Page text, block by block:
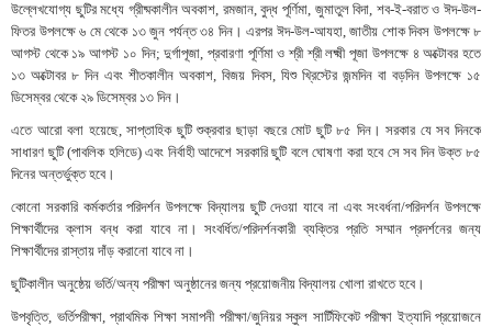
উল্লেখযোগ্য ছুটির মধ্যে গ্রীষ্মকালীন অবকাশ, রমজান, বুদ্ধ পূর্ণিমা, জুমাতুল বিদা, শব-ই-বরাত ও ঈদ-উল-
ফিতর উপলক্ষে ৬ মে থেকে ১৩ জুন পর্যন্ত ৩৪ দিন। এরপর ঈদ-উল-আযহা, জাতীয় শোক দিবস উপলক্ষে ৮
আগস্ট থেকে ১৯ আগস্ট ১০ দিন; দুর্গাপূজা, প্রবারণা পূর্ণিমা ও শ্রী শ্রী লক্ষ্মী পূজা উপলক্ষে ৪ অক্টোবর হতে
১৩ অক্টোবর ৮ দিন এবং শীতকালীন অবকাশ, বিজয় দিবস, যিশু খ্রিস্টের জন্মদিন বা বড়দিন উপলক্ষে ১৫
ডিসেম্বর থেকে ২৯ ডিসেম্বর ১৩ দিন।
এতে আরো বলা হয়েছে, সাপ্তাহিক ছুটি শুক্রবার ছাড়া বছরে মোট ছুটি ৮৫ দিন। সরকার যে সব দিনকে
সাধারণ ছুটি (পাবলিক হলিডে) এবং নির্বাহী আদেশে সরকারি ছুটি বলে ঘোষণা করা হবে সে সব দিন উক্ত ৮৫
দিনের অন্তর্ভুক্ত হবে।
কোনো সরকারি কর্মকর্তার পরিদর্শন উপলক্ষে বিদ্যালয় ছুটি দেওয়া যাবে না এবং সংবর্ধনা/পরিদর্শন উপলক্ষে
শিক্ষার্থীদের ক্লাস বন্ধ করা যাবে না। সংবর্ধিত/পরিদর্শনকারী ব্যক্তির প্রতি সম্মান প্রদর্শনের জন্য
শিক্ষার্থীদের রাস্তায় দাঁড় করানো যাবে না।
ছুটিকালীন অনুষ্ঠেয় ভর্তি/অন্য পরীক্ষা অনুষ্ঠানের জন্য প্রয়োজনীয় বিদ্যালয় খোলা রাখতে হবে।
উপবৃত্তি, ভর্তিপরীক্ষা, প্রাথমিক শিক্ষা সমাপনী পরীক্ষা/জুনিয়র স্কুল সার্টিফিকেট পরীক্ষা ইত্যাদি প্রয়োজনে